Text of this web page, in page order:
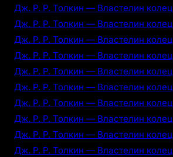
Дж. Р. Р. Толкин — Властелин колец
Дж. Р. Р. Толкин — Властелин колец
Дж. Р. Р. Толкин — Властелин колец
Дж. Р. Р. Толкин — Властелин колец
Дж. Р. Р. Толкин — Властелин колец
Дж. Р. Р. Толкин — Властелин колец
Дж. Р. Р. Толкин — Властелин колец
Дж. Р. Р. Толкин — Властелин колец
Дж. Р. Р. Толкин — Властелин колец
Дж. Р. Р. Толкин — Властелин колец